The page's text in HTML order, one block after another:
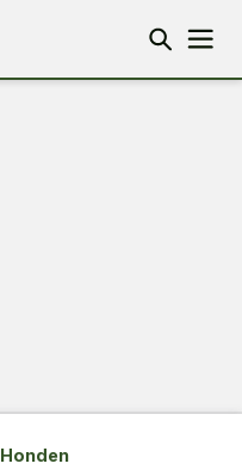
Honden